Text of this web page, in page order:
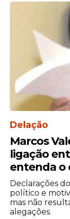
Delação
Marcos
ligação
entenda o
Declarações
político e
mas não
alegações.